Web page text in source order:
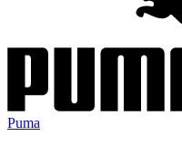
Puma